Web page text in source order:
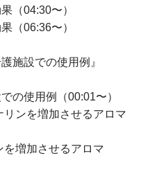
（04:30〜）
（06:36〜）
施設での使用例』
の使用例（00:01〜）
リンを増加させるアロマ
を増加させるアロマ